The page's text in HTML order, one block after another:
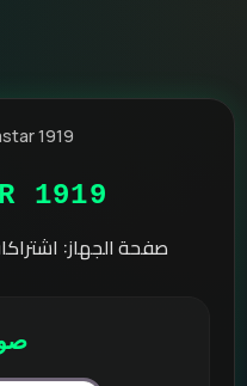
1919
1919
صفحة الجهاز: